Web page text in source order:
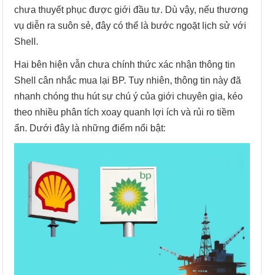
chưa thuyết phục được giới đầu tư. Dù vậy, nếu thương
vụ diễn ra suôn sẻ, đây có thể là bước ngoặt lịch sử với
Shell.
Hai bên hiện vẫn chưa chính thức xác nhận thông tin
Shell cân nhắc mua lại BP. Tuy nhiên, thông tin này đã
nhanh chóng thu hút sự chú ý của giới chuyên gia, kéo
theo nhiều phân tích xoay quanh lợi ích và rủi ro tiềm
ẩn. Dưới đây là những điểm nổi bật: